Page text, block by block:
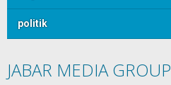
politik
JABAR MEDIA GROUP